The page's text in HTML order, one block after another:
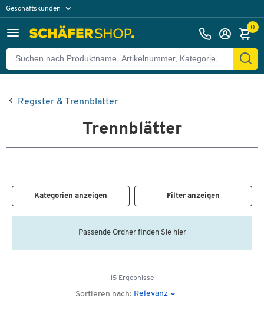
Geschäftskunden
0
Register & Trennblätter
Trennblätter
Kategorien anzeigen Filter anzeigen
Passende Ordner finden Sie hier
15 Ergebnisse
Sortieren nach: Relevanz